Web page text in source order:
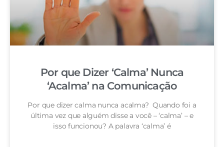
Por que Dizer ‘Calma’ Nunca
‘Acalma’ na Comunicação
Por que dizer calma nunca acalma? Quando foi a
última vez que alguém disse a você – ‘calma’ – e
isso funcionou? A palavra ‘calma’ é